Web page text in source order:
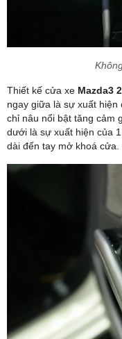
Thiết kế cửa xe Mazda3
ngay giữa là sự xuất
chỉ nâu nổi bật tăng cảm
dưới là sự xuất hiện của
dài đến tay mở khoá cửa.